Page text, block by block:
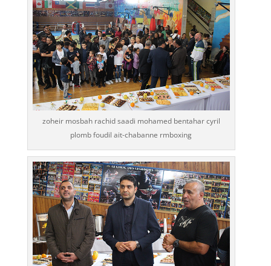
zoheir mosbah rachid saadi mohamed bentahar cyril
plomb foudil ait-chabanne rmboxing